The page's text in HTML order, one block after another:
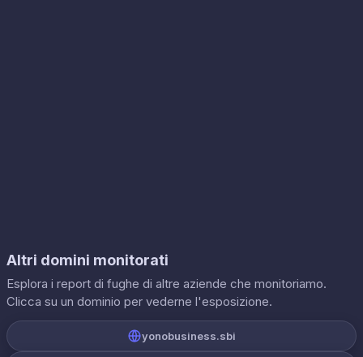
Altri domini monitorati
Esplora i report di fughe di altre aziende che monitoriamo.
Clicca su un dominio per vederne l'esposizione.
yonobusiness.sbi